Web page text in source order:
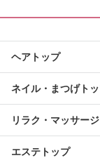
ヘアトップ
ネイル・まつげト
リラク・マッサー
エステトップ